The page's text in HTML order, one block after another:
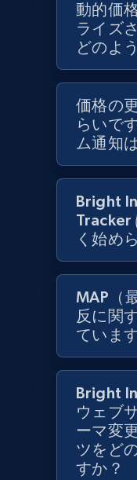
動的価
ライズ
どのよ
価格の
らいで
ム通知
Bright
Tracker
く始め
MAP（
反に関
ていま
Bright
ウェブ
ーマ変
ツをど
すか？